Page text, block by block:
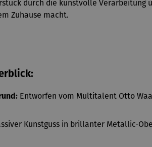
durch die kunstvolle
Zuhause macht.
Entworfen vom Multitalent Otto
Kunstguss in brillanter Metallic-